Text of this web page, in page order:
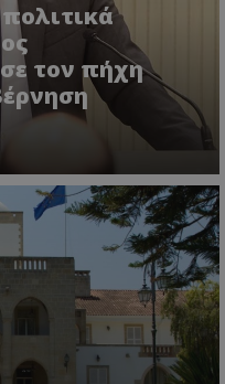
τον πήχη
YouTube
.youtube.com